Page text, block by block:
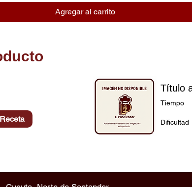
Agregar al carrito
Título
Tiempo
Dificultad